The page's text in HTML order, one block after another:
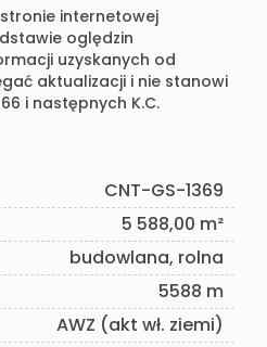
internetowej
oględzin
uzyskanych od
aktualizacji i nie stanowi
i następnych K.C.
CNT-GS-1369
5 588,00 m²
budowlana, rolna
5588 m
AWZ (akt wł. ziemi)